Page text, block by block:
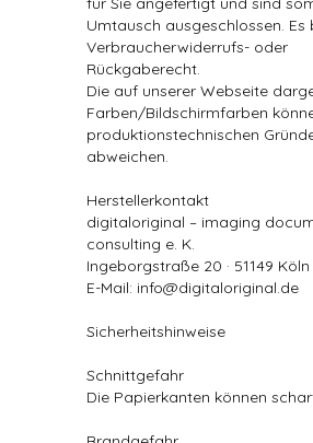
Umtausch ausgeschlossen. Es
Verbraucherwiderrufs- oder
Rückgaberecht.
Die auf unserer Webseite
Farben/Bildschirmfarben
produktionstechnischen
abweichen.
Herstellerkontakt
digitaloriginal – imaging
consulting e. K.
Ingeborgstraße 20 · 51149 Köln
E-Mail: info@digitaloriginal.de
Sicherheitshinweise
Schnittgefahr
Die Papierkanten können